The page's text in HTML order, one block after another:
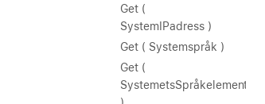
Get (
SystemIPadress )
Get ( Systemspråk )
Get (
SystemetsSpråkelement